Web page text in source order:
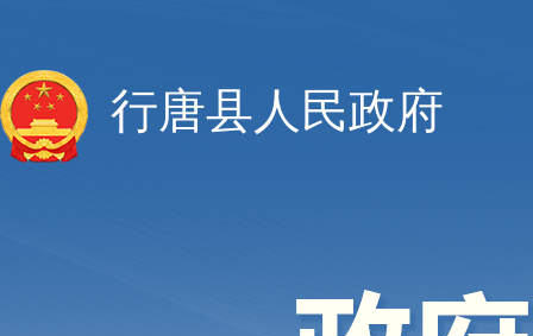
行唐县人民政府